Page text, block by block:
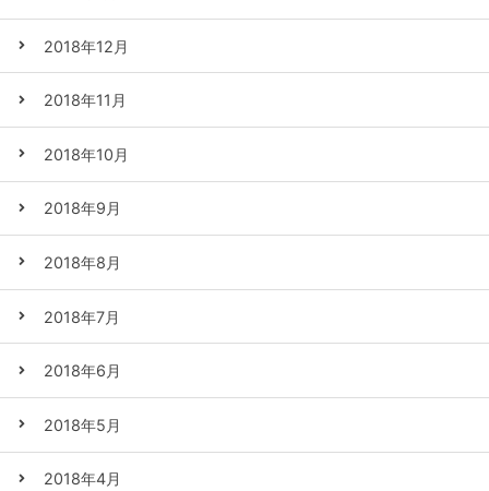
2018年12月
2018年11月
2018年10月
2018年9月
2018年8月
2018年7月
2018年6月
2018年5月
2018年4月